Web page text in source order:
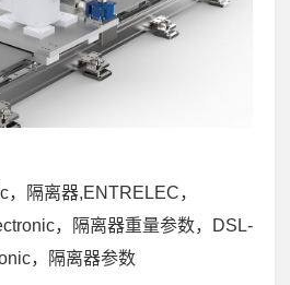
，隔离器,ENTRELEC，
，隔离器重量参数，DSL-
，隔离器参数